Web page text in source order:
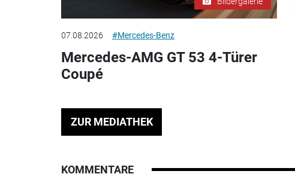
07.08.2026 #Mercedes-Benz
Mercedes-AMG GT 53 4-Türer
Coupé
ZUR MEDIATHEK
KOMMENTARE